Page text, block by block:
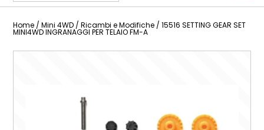
Home /Mini 4WD /Ricambi e Modifiche / 15516 SETTING GEAR SET
MINI4WD INGRANAGGI PER TELAIO FM-A